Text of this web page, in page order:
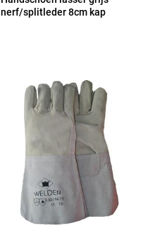
nerf/splitleder 8cm kap